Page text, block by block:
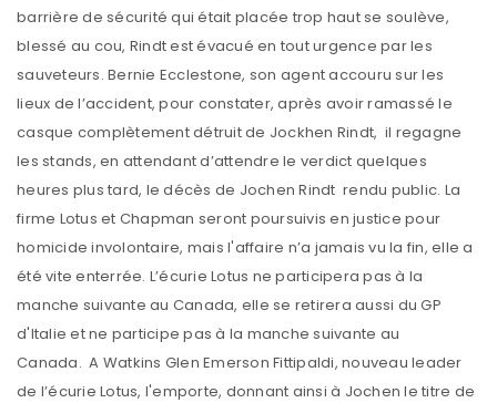
barrière de sécurité qui était placée trop haut se soulève,
blessé au cou, Rindt est évacué en tout urgence par les
sauveteurs. Bernie Ecclestone, son agent accouru sur les
lieux de l’accident, pour constater, après avoir ramassé le
casque complètement détruit de Jockhen Rindt, il regagne
les stands, en attendant d’attendre le verdict quelques
heures plus tard, le décès de Jochen Rindt rendu public. La
firme Lotus et Chapman seront poursuivis en justice pour
homicide involontaire, mais l'affaire n’a jamais vu la fin, elle a
été vite enterrée. L’écurie Lotus ne participera pas à la
manche suivante au Canada, elle se retirera aussi du GP
d'Italie et ne participe pas à la manche suivante au
Canada. A Watkins Glen Emerson Fittipaldi, nouveau leader
de l’écurie Lotus, l'emporte, donnant ainsi à Jochen le titre de